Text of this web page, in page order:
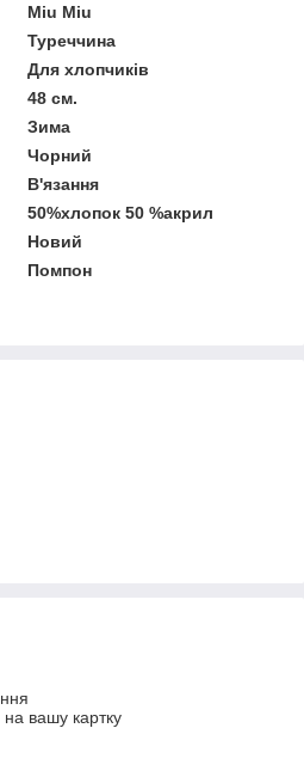
Miu Miu
Туреччина
Для хлопчиків
48 см.
Зима
Чорний
В'язання
50%хлопок 50 %акрил
Новий
Помпон
вашу картку